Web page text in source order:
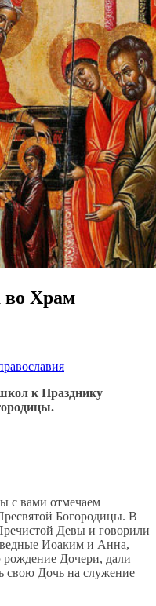
во Храм
к Празднику
с вами отмечаем
Богородицы. В
Девы и говорили
Иоаким и Анна,
Дочери, дали
свою Дочь на служение